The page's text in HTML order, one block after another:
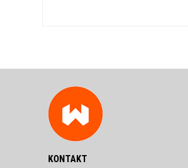
KONTAKT